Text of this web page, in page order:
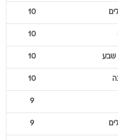
10
10
שבע 10
10
9
9